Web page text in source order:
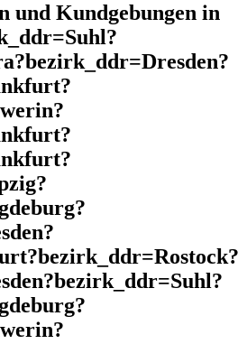
und Kundgebungen in